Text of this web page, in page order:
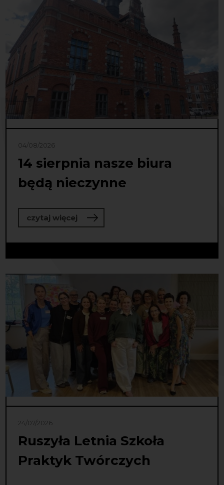
04/08/2026
14 sierpnia nasze biura
będą nieczynne
czytaj więcejo 14 sierpnia nasze biura będą
24/07/2026
Ruszyła Letnia Szkoła
Praktyk Twórczych